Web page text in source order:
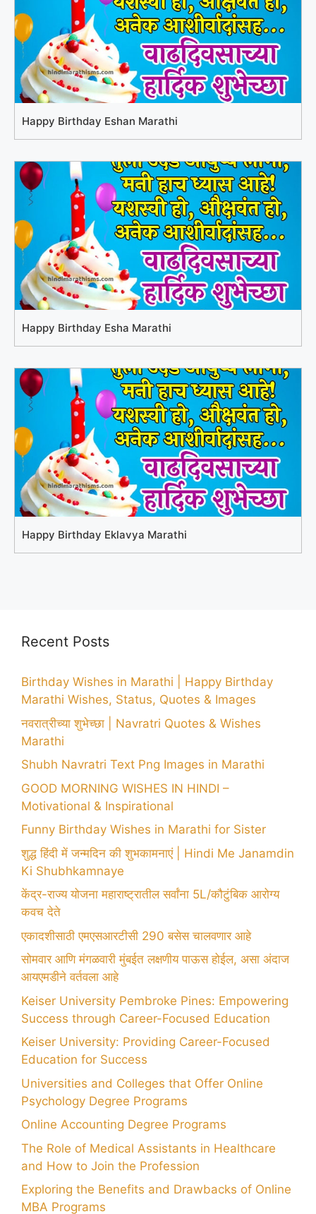
Happy Birthday Eshan Marathi
Happy Birthday Esha Marathi
Happy Birthday Eklavya Marathi
Recent Posts
Birthday Wishes in Marathi | Happy Birthday
Marathi Wishes, Status, Quotes & Images
नवरात्रीच्या शुभेच्छा | Navratri Quotes & Wishes
Marathi
Shubh Navratri Text Png Images in Marathi
GOOD MORNING WISHES IN HINDI –
Motivational & Inspirational
Funny Birthday Wishes in Marathi for Sister
शुद्ध हिंदी में जन्मदिन की शुभकामनाएं | Hindi Me Janamdin
Ki Shubhkamnaye
केंद्र-राज्य योजना महाराष्ट्रातील सर्वांना 5L/कौटुंबिक आरोग्य
कवच देते
एकादशीसाठी एमएसआरटीसी 290 बसेस चालवणार आहे
सोमवार आणि मंगळवारी मुंबईत लक्षणीय पाऊस होईल, असा अंदाज
आयएमडीने वर्तवला आहे
Keiser University Pembroke Pines: Empowering
Success through Career-Focused Education
Keiser University: Providing Career-Focused
Education for Success
Universities and Colleges that Offer Online
Psychology Degree Programs
Online Accounting Degree Programs
The Role of Medical Assistants in Healthcare
and How to Join the Profession
Exploring the Benefits and Drawbacks of Online
MBA Programs